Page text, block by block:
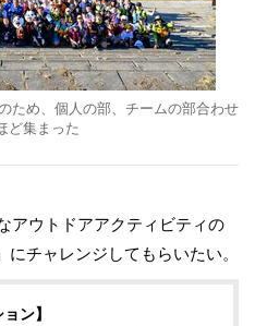
ため、個人の部、チームの部合わせ
ど集まった
アウトドアアクティビティの
チャレンジしてもらいたい。
ン】